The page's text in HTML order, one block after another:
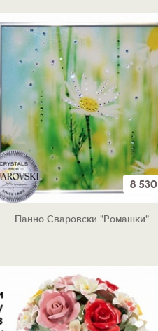
8 530
Панно Сваровски "Ромашки"